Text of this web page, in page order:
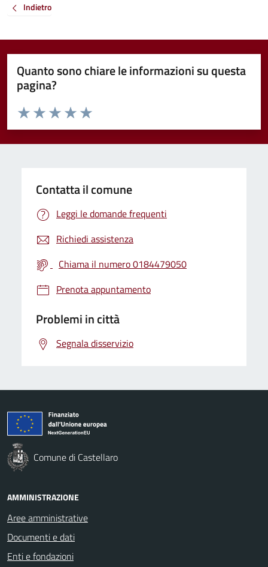
Indietro
Quanto sono chiare le informazioni su questa
pagina?
Valuta da 1 a 5 stelle la pagina
Valuta 5 stelle su 5
Valuta 4 stelle su 5
Valuta 3 stelle su 5
Valuta 2 stelle su 5
Valuta 1 stelle su 5
Contatta il comune
Leggi le domande frequenti
Richiedi assistenza
Chiama il numero 0184479050
Prenota appuntamento
Problemi in città
Segnala disservizio
Comune di Castellaro
AMMINISTRAZIONE
Aree amministrative
Documenti e dati
Enti e fondazioni